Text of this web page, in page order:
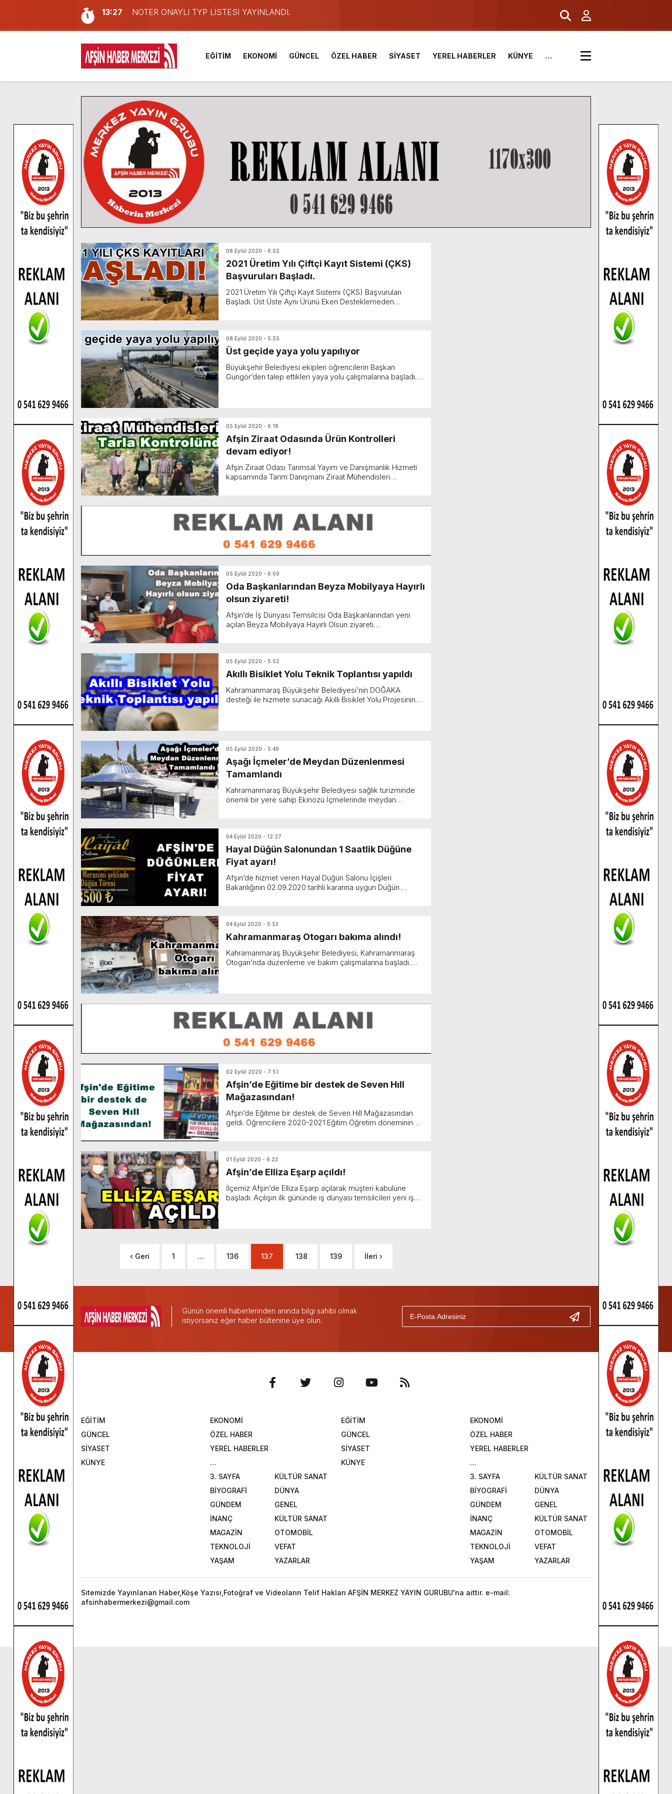
11:22
KAFUM Fuar Alanı Bulut ve Yavuz’un Ezgileriyle Şenlendi.
8:06
Afşinli bir hemşehrimizin de olduğu Filistin Konvoyu, güçlenerek ilerliyor.
14:05
Madrigal, Perşembe Günü KAFUM’da Sahne Alacak.
7:39
KEDİNİZ Mİ VAR?
7:27
Cumhurbaşkanı Erdoğan, Ayser Çalık Ortaokulu Şehitlerinin Aileleriyle Bir Araya Geldi.
13:57
Afşin Heyetinden Kaymakam Muammer Sarıdoğan’a Beşikdüzü’nde hayırlı olsun ziyareti.
10:34
Vatandaşlardan Ağustos Fuarı’na Tam Not.
16:48
Pusula Maraş Kamplarında 2 Bin Genç Doğa ve Bilimle Buluştu.
16:46
Pusula Maraş’ın Akademik Desteği Türkiye Derecesi Getirdi.
13:27
NOTER ONAYLI TYP LİSTESİ YAYINLANDI.
EĞİTİM EKONOMİ GÜNCEL ÖZEL HABER SİYASET YEREL HABERLER KÜNYE …
08 Eylül 2020 - 6:02
2021 Üretim Yılı Çiftçi Kayıt Sistemi (ÇKS)
Başvuruları Başladı.
2021 Üretim Yılı Çiftçi Kayıt Sistemi (ÇKS) Başvuruları
Başladı. Üst Üste Aynı Ürünü Eken Desteklemeden
08 Eylül 2020 - 5:55
Üst geçide yaya yolu yapılıyor
Büyükşehir Belediyesi ekipleri öğrencilerin Başkan
Güngör’den talep ettikleri yaya yolu çalışmalarına başladı.
05 Eylül 2020 - 6:18
Afşin Ziraat Odasında Ürün Kontrolleri
devam ediyor!
Afşin Ziraat Odası Tarımsal Yayım ve Danışmanlık Hizmeti
kapsamında Tarım Danışmanı Ziraat Mühendisleri
05 Eylül 2020 - 6:09
Oda Başkanlarından Beyza Mobilyaya Hayırlı
olsun ziyareti!
Afşin’de İş Dünyası Temsilcisi Oda Başkanlarından yeni
açılan Beyza Mobilyaya Hayırlı Olsun ziyareti
05 Eylül 2020 - 5:52
Akıllı Bisiklet Yolu Teknik Toplantısı yapıldı
Kahramanmaraş Büyükşehir Belediyesi’nin DOĞAKA
desteği ile hizmete sunacağı Akıllı Bisiklet Yolu Projesinin
05 Eylül 2020 - 5:49
Aşağı İçmeler’de Meydan Düzenlenmesi
Tamamlandı
Kahramanmaraş Büyükşehir Belediyesi sağlık turizminde
önemli bir yere sahip Ekinözü İçmelerinde meydan
04 Eylül 2020 - 12:27
Hayal Düğün Salonundan 1 Saatlik Düğüne
Fiyat ayarı!
Afşin’de hizmet veren Hayal Düğün Salonu İçişleri
Bakanlığının 02.09.2020 tarihli kararına uygun Düğün
04 Eylül 2020 - 5:53
Kahramanmaraş Otogarı bakıma alındı!
Kahramanmaraş Büyükşehir Belediyesi, Kahramanmaraş
Otogarı’nda düzenleme ve bakım çalışmalarına başladı.
02 Eylül 2020 - 7:51
Afşin’de Eğitime bir destek de Seven Hıll
Mağazasından!
Afşin’de Eğitime bir destek de Seven Hıll Mağazasından
geldi. Öğrencilere 2020-2021 Eğitim Öğretim döneminin
01 Eylül 2020 - 6:23
Afşin’de Elliza Eşarp açıldı!
İlçemiz Afşin’de Elliza Eşarp açılarak müşteri kabulüne
başladı. Açılışın ilk gününde iş dünyası temsilcileri yeni iş
‹ Geri 1 … 136 137 138 139 İleri ›
Günün önemli haberlerinden anında bilgi sahibi olmak
istiyorsanız eğer haber bültenine üye olun.
EĞİTİM
EKONOMİ
GÜNCEL
ÖZEL HABER
SİYASET
YEREL HABERLER
KÜNYE
…
3. SAYFA
KÜLTÜR SANAT
BİYOGRAFİ
DÜNYA
GÜNDEM
GENEL
İNANÇ
KÜLTÜR SANAT
MAGAZİN
OTOMOBİL
TEKNOLOJİ
VEFAT
YAŞAM
YAZARLAR
EĞİTİM
EKONOMİ
GÜNCEL
ÖZEL HABER
SİYASET
YEREL HABERLER
KÜNYE
…
3. SAYFA
KÜLTÜR SANAT
BİYOGRAFİ
DÜNYA
GÜNDEM
GENEL
İNANÇ
KÜLTÜR SANAT
MAGAZİN
OTOMOBİL
TEKNOLOJİ
VEFAT
YAŞAM
YAZARLAR
Sitemizde Yayınlanan Haber,Köşe Yazısı,Fotoğraf ve Videoların Telif Hakları AFŞİN MERKEZ YAYIN GURUBU'na aittir. e-mail:
afsinhabermerkezi@gmail.com